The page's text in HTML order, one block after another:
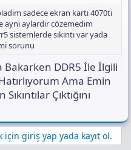
sonuna kadar açığım
paylaşıyorum şayet
çok memnun olurum.
X
DDR5
sadece ekran kartı 4070ti
ayni aylardir cözemedim
sistemlerde sıkıntı var yada
sorunu
DDR5 İle İlgili
Ama Emin
Çıktığını
için giriş yap yada kayıt ol.